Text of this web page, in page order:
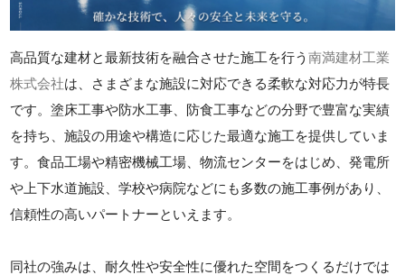
高品質な建材と最新技術を融合させた施工を行う南満建材工業
株式会社は、さまざまな施設に対応できる柔軟な対応力が特長
です。塗床工事や防水工事、防食工事などの分野で豊富な実績
を持ち、施設の用途や構造に応じた最適な施工を提供していま
す。食品工場や精密機械工場、物流センターをはじめ、発電所
や上下水道施設、学校や病院などにも多数の施工事例があり、
信頼性の高いパートナーといえます。
同社の強みは、耐久性や安全性に優れた空間をつくるだけでは